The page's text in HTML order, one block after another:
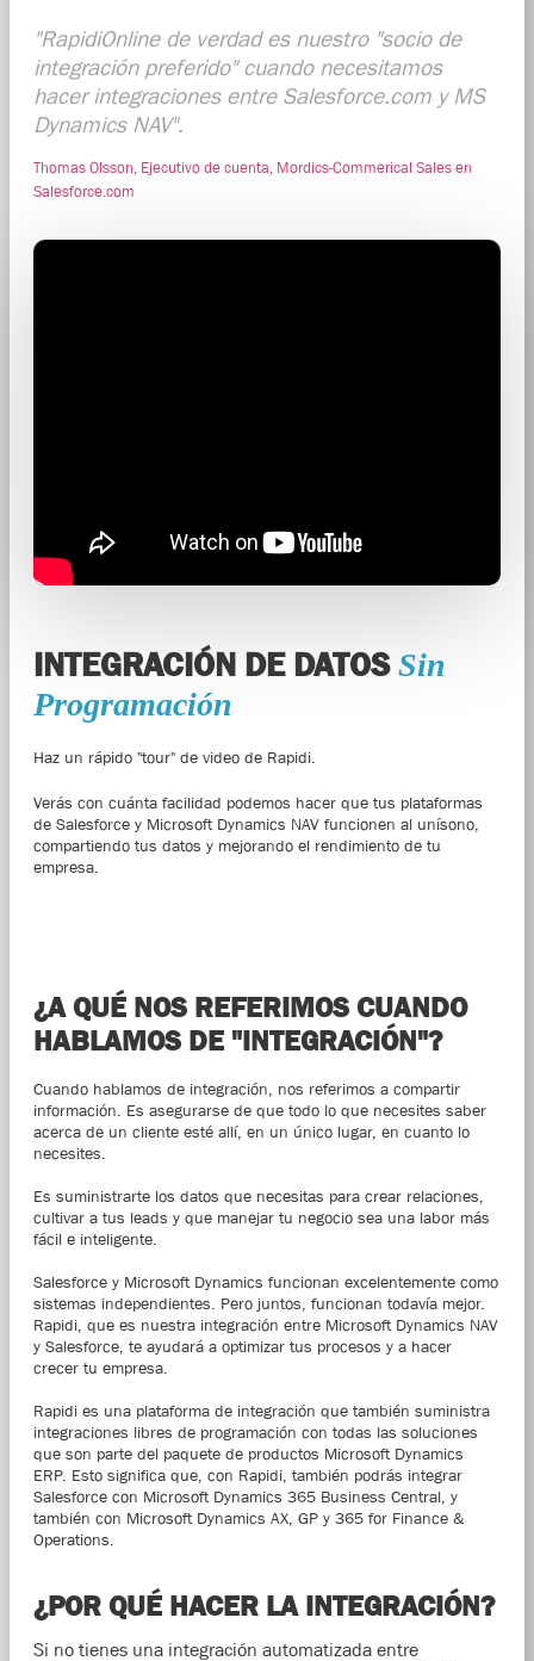
"RapidiOnline de verdad es nuestro "socio de
integración preferido" cuando necesitamos
hacer integraciones entre Salesforce.com y MS
Dynamics NAV".
Thomas Olsson, Ejecutivo de cuenta, Mordics-Commerical Sales en
Salesforce.com
INTEGRACIÓN DE DATOSSin
Programación
Haz un rápido "tour" de video de Rapidi.
Verás con cuánta facilidad podemos hacer que tus plataformas
de Salesforce y Microsoft Dynamics NAV funcionen al unísono,
compartiendo tus datos y mejorando el rendimiento de tu
empresa.
¿A QUÉ NOS REFERIMOS CUANDO
HABLAMOS DE "INTEGRACIÓN"?
Cuando hablamos de integración, nos referimos a compartir
información. Es asegurarse de que todo lo que necesites saber
acerca de un cliente esté allí, en un único lugar, en cuanto lo
necesites.
Es suministrarte los datos que necesitas para crear relaciones,
cultivar a tus leads y que manejar tu negocio sea una labor más
fácil e inteligente.
Salesforce y Microsoft Dynamics funcionan excelentemente como
sistemas independientes. Pero juntos, funcionan todavía mejor.
Rapidi, que es nuestra integración entre Microsoft Dynamics NAV
y Salesforce, te ayudará a optimizar tus procesos y a hacer
crecer tu empresa.
Rapidi es una plataforma de integración que también suministra
integraciones libres de programación con todas las soluciones
que son parte del paquete de productos Microsoft Dynamics
ERP. Esto significa que, con Rapidi, también podrás integrar
Salesforce con Microsoft Dynamics 365 Business Central, y
también con Microsoft Dynamics AX, GP y 365 for Finance &
Operations.
¿POR QUÉ HACER LA INTEGRACIÓN?
Si no tienes una integración automatizada entre